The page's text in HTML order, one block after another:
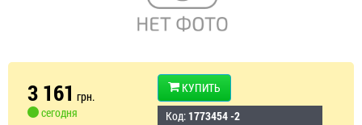
3 161 грн.
сегодня
КУПИТЬ
Код: 1773454 -2